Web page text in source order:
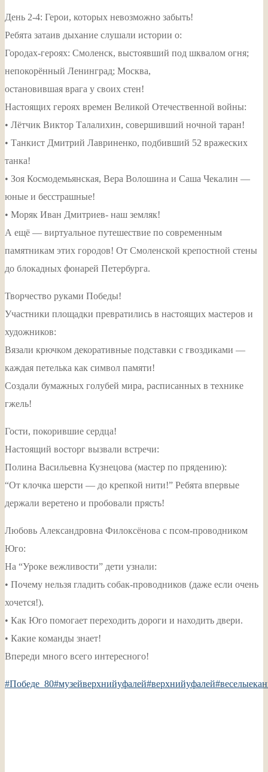
День 2-4: Герои, которых невозможно забыть!
Ребята затаив дыхание слушали истории о:
Городах-героях: Смоленск, выстоявший под шквалом огня;
непокорённый Ленинград; Москва,
остановившая врага у своих стен!
Настоящих героях времен Великой Отечественной войны:
• Лётчик Виктор Талалихин, совершивший ночной таран!
• Танкист Дмитрий Лавриненко, подбивший 52 вражеских
танка!
• Зоя Космодемьянская, Вера Волошина и Саша Чекалин —
юные и бесстрашные!
• Моряк Иван Дмитриев- наш земляк!
А ещё — виртуальное путешествие по современным
памятникам этих городов! От Смоленской крепостной стены
до блокадных фонарей Петербурга.
Творчество руками Победы!
Участники площадки превратились в настоящих мастеров и
художников:
Вязали крючком декоративные подставки с гвоздиками —
каждая петелька как символ памяти!
Создали бумажных голубей мира, расписанных в технике
гжель!
Гости, покорившие сердца!
Настоящий восторг вызвали встречи:
Полина Васильевна Кузнецова (мастер по прядению):
“От клочка шерсти — до крепкой нити!” Ребята впервые
держали веретено и пробовали прясть!
Любовь Александровна Филоксёнова с псом-проводником
Юго:
На “Уроке вежливости” дети узнали:
• Почему нельзя гладить собак-проводников (даже если очень
хочется!).
• Как Юго помогает переходить дороги и находить двери.
• Какие команды знает!
Впереди много всего интересного!
#Победе_80#музейверхнийуфалей#верхнийуфалей